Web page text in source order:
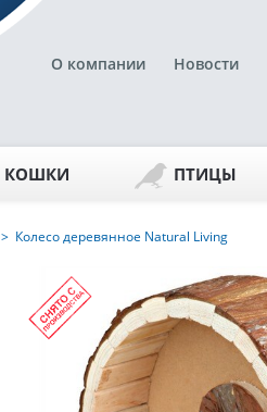
О компании Новости
КОШКИ ПТИЦЫ
> Колесо деревянное Natural Living